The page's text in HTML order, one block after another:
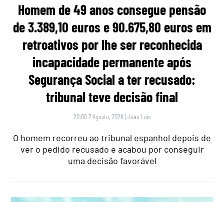
Homem de 49 anos consegue pensão
de 3.389,10 euros e 90.675,80 euros em
retroativos por lhe ser reconhecida
incapacidade permanente após
Segurança Social a ter recusado:
tribunal teve decisão final
20:00 7 Agosto, 2026 |João Luís
O homem recorreu ao tribunal espanhol depois de
ver o pedido recusado e acabou por conseguir
uma decisão favorável